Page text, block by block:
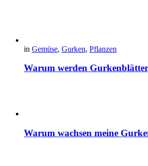
in Gemüse, Gurken, Pflanzen
Warum werden
Warum wachsen meine